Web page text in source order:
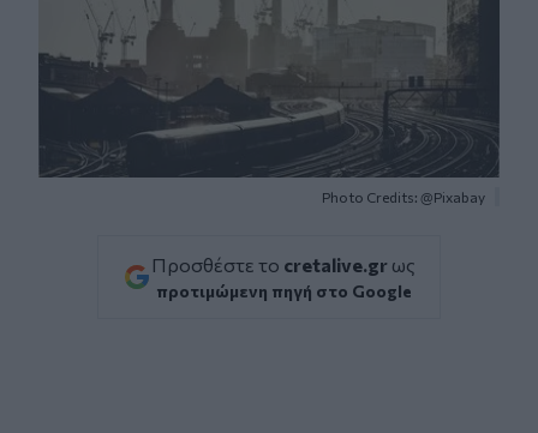
Photo Credits: @Pixabay
Προσθέστε το cretalive.gr ως
προτιμώμενη πηγή στο Google